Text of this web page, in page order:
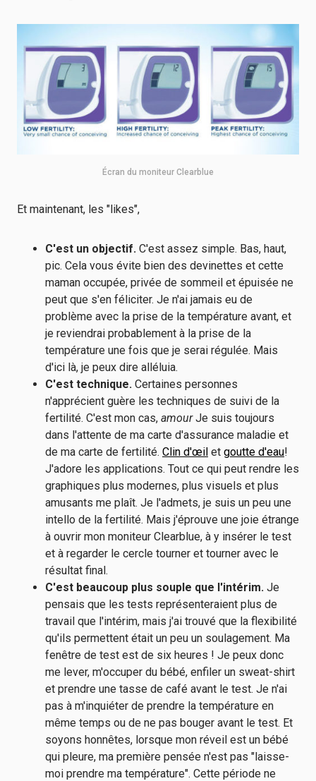
Écran du moniteur Clearblue
Et maintenant, les "likes",
C'est un objectif. C'est assez simple. Bas, haut,
pic. Cela vous évite bien des devinettes et cette
maman occupée, privée de sommeil et épuisée ne
peut que s'en féliciter. Je n'ai jamais eu de
problème avec la prise de la température avant, et
je reviendrai probablement à la prise de la
température une fois que je serai régulée. Mais
d'ici là, je peux dire alléluia.
C'est technique. Certaines personnes
n'apprécient guère les techniques de suivi de la
fertilité. C'est mon cas, amourJe suis toujours
dans l'attente de ma carte d'assurance maladie et
de ma carte de fertilité. Clin d'œil et goutte d'eau!
J'adore les applications. Tout ce qui peut rendre les
graphiques plus modernes, plus visuels et plus
amusants me plaît. Je l'admets, je suis un peu une
intello de la fertilité. Mais j'éprouve une joie étrange
à ouvrir mon moniteur Clearblue, à y insérer le test
et à regarder le cercle tourner et tourner avec le
résultat final.
C'est beaucoup plus souple que l'intérim. Je
pensais que les tests représenteraient plus de
travail que l'intérim, mais j'ai trouvé que la flexibilité
qu'ils permettent était un peu un soulagement. Ma
fenêtre de test est de six heures ! Je peux donc
me lever, m'occuper du bébé, enfiler un sweat-shirt
et prendre une tasse de café avant le test. Je n'ai
pas à m'inquiéter de prendre la température en
même temps ou de ne pas bouger avant le test. Et
soyons honnêtes, lorsque mon réveil est un bébé
qui pleure, ma première pensée n'est pas "laisse-
moi prendre ma température". Cette période ne